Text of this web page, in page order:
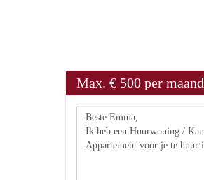
Max. € 500 per maand